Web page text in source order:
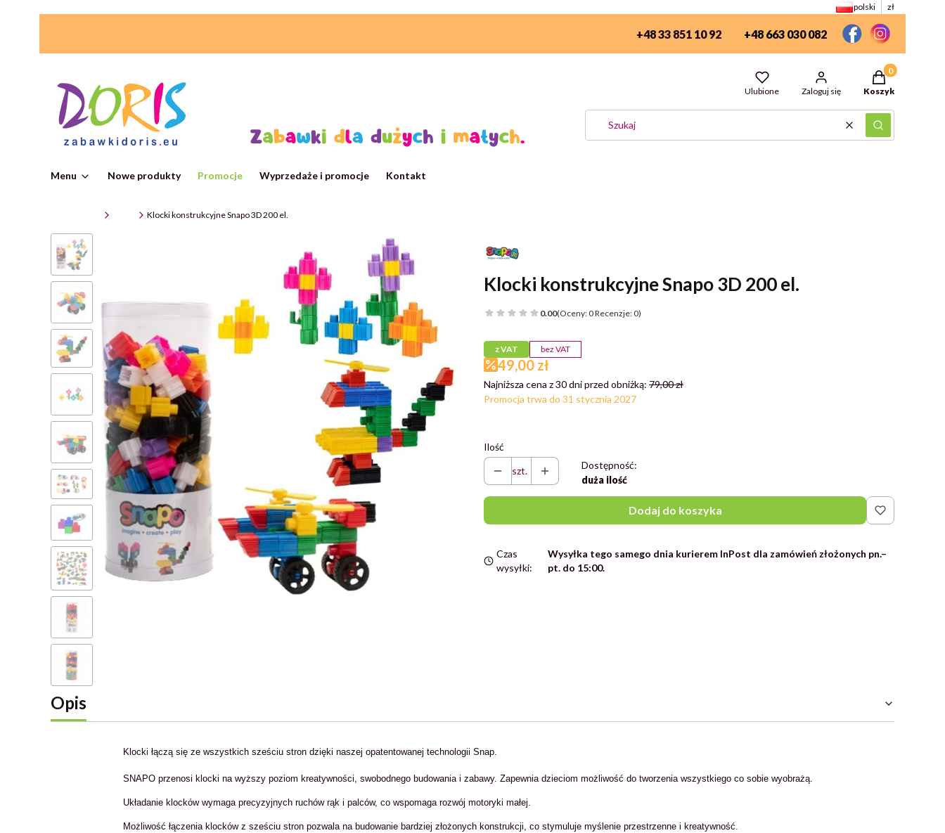
polski zł
+48 33 851 10 92 +48 663 030 082
Ulubione Zaloguj się
Produkty w
Koszyk
WyczyśćSzukaj
Menu Nowe produkty Promocje Wyprzedaże i promocje Kontakt
Klocki konstrukcyjne Snapo 3D 200 el.
Klocki konstrukcyjne Snapo 3D 200 el.
0.00(Oceny: 0 Recenzje: 0)
z VAT bez VAT
49,00 zł
Najniższa cena z 30 dni przed obniżką: 79,00 zł
Promocja trwa do 31 stycznia 2027
Ilość
szt.
Dostępność:
duża ilość
Dodaj do koszyka
Czas
wysyłki:
Wysyłka tego samego dnia kurierem InPost dla zamówień złożonych pn.–
pt. do 15:00.
Opis
Klocki łączą się ze wszystkich sześciu stron dzięki naszej opatentowanej technologii Snap.
SNAPO przenosi klocki na wyższy poziom kreatywności, swobodnego budowania i zabawy. Zapewnia dzieciom możliwość do tworzenia wszystkiego co sobie wyobrażą.
Układanie klocków wymaga precyzyjnych ruchów rąk i palców, co wspomaga rozwój motoryki małej.
Możliwość łączenia klocków z sześciu stron pozwala na budowanie bardziej złożonych konstrukcji, co stymuluje myślenie przestrzenne i kreatywność.